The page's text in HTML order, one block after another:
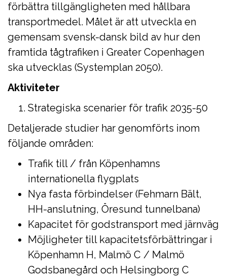
förbättra tillgängligheten med hållbara
transportmedel. Målet är att utveckla en
gemensam svensk-dansk bild av hur den
framtida tågtrafiken i Greater Copenhagen
ska utvecklas (Systemplan 2050).
Aktiviteter
Strategiska scenarier för trafik 2035-50
Detaljerade studier har genomförts inom
följande områden:
Trafik till / från Köpenhamns
internationella flygplats
Nya fasta förbindelser (Fehmarn Bält,
HH-anslutning, Öresund tunnelbana)
Kapacitet för godstransport med järnväg
Möjligheter till kapacitetsförbättringar i
Köpenhamn H, Malmö C / Malmö
Godsbanegård och Helsingborg C